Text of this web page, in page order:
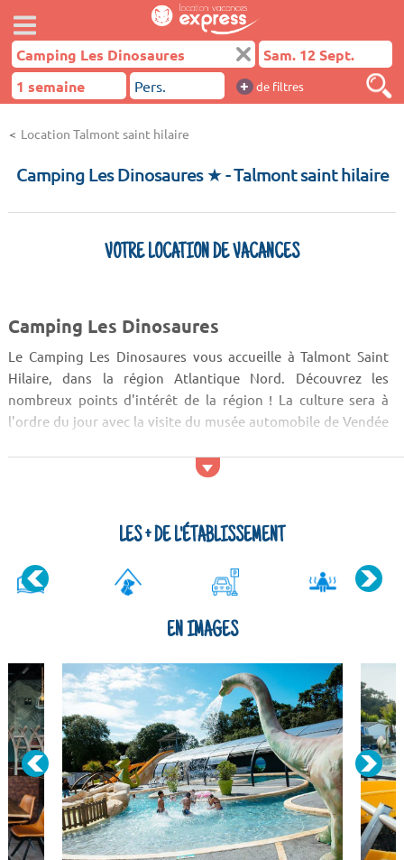
+ de filtres
Location Talmont saint hilaire
Camping Les Dinosaures ★- Talmont saint hilaire
VOTRE LOCATION DE VACANCES
Camping Les Dinosaures
Le Camping Les Dinosaures vous accueille à Talmont Saint
Hilaire, dans la région Atlantique Nord. Découvrez les
nombreux points d'intérêt de la région ! La culture sera à
l'ordre du jour avec la visite du musée automobile de Vendée
caractéristiques du patrimoine régional au travers du
LES + DE L'ÉTABLISSEMENT
EN IMAGES